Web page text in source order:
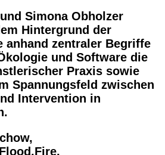
Simona Obholzer
Hintergrund der
anhand zentraler Begriffe
und Software die
Praxis sowie
Spannungsfeld zwischen
Intervention in